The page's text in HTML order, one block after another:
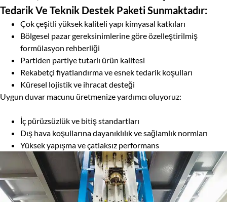
Tedarik Ve Teknik Destek Paketi Sunmaktadır:
Çok çeşitli yüksek kaliteli yapı kimyasal katkıları
Bölgesel pazar gereksinimlerine göre özelleştirilmiş
formülasyon rehberliği
Partiden partiye tutarlı ürün kalitesi
Rekabetçi fiyatlandırma ve esnek tedarik koşulları
Küresel lojistik ve ihracat desteği
Uygun duvar macunu üretmenize yardımcı oluyoruz:
İç pürüzsüzlük ve bitiş standartları
Dış hava koşullarına dayanıklılık ve sağlamlık normları
Yüksek yapışma ve çatlaksız performans